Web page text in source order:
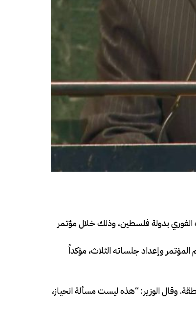
الفوري بدولة فلسطين، وذلك خلال مؤتمر
وإعداد جلساته الثلاث، مؤكداً
وقال الوزير: “هذه ليست مسألة انحياز،